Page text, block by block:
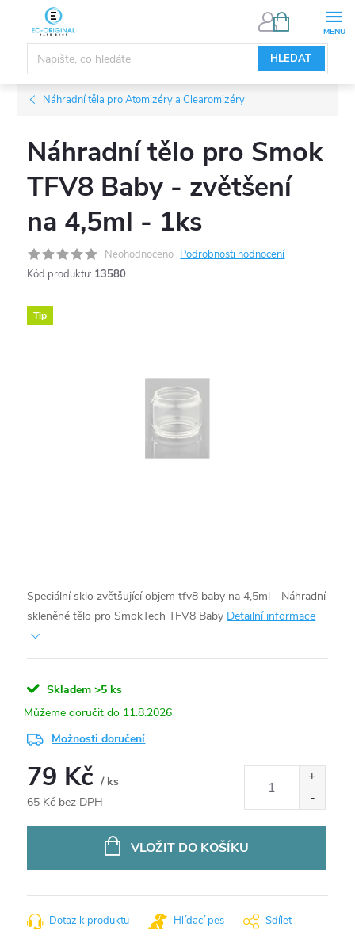
obsah
HLEDAT
NÁKUPNÍ
Náhradní těla pro Atomizéry a Clearomizéry
Náhradní tělo pro Smok
TFV8 Baby - zvětšení
na 4,5ml - 1ks
Neohodnoceno Podrobnosti hodnocení
Kód produktu: 13580
Tip
Speciální sklo zvětšující objem tfv8 baby na 4,5ml - Náhradní
skleněné tělo pro SmokTech TFV8 Baby Detailní informace
Skladem >5 ks
11.8.2026
Možnosti doručení
79 Kč/ ks
65 Kč bez DPH
VLOŽIT DO KOŠÍKU
Dotaz k produktu Hlídací pes Sdílet